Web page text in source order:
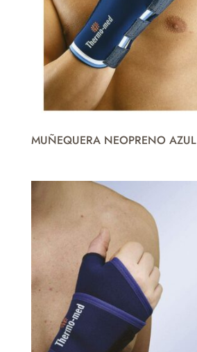
MUÑEQUERA NEOPRENO AZUL